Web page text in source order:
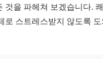
것을 파헤쳐 보겠습니다.
로 스트레스받지 않도록